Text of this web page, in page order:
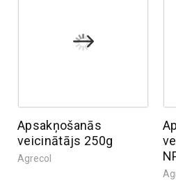
Apsakņošanās
veicinātājs 250g
Agrecol